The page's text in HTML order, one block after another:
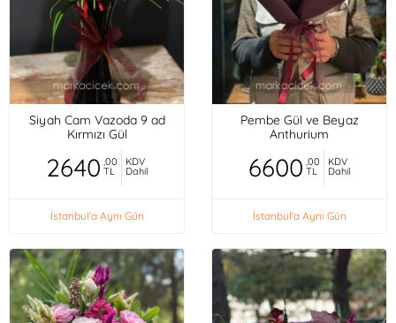
Siyah Cam Vazoda 9 ad
Kırmızı Gül
2640 ,00
TL
KDV
Dahil
İstanbul'a Aynı Gün
Pembe Gül ve Beyaz
Anthurium
6600 ,00
TL
KDV
Dahil
İstanbul'a Aynı Gün